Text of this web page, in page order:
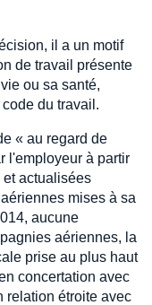
il a un motif
de travail présente
ou sa santé,
du travail.
« au regard de
l'employeur à partir
actualisées
mises à sa
aucune
aériennes, la
prise au plus haut
concertation avec
relation étroite avec